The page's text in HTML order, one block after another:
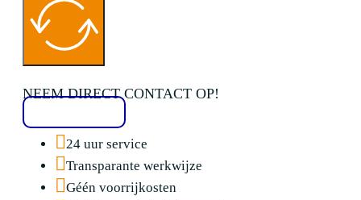
NEEM DIRECT CONTACT OP!
24 uur service
Transparante werkwijze
Géén voorrijkosten